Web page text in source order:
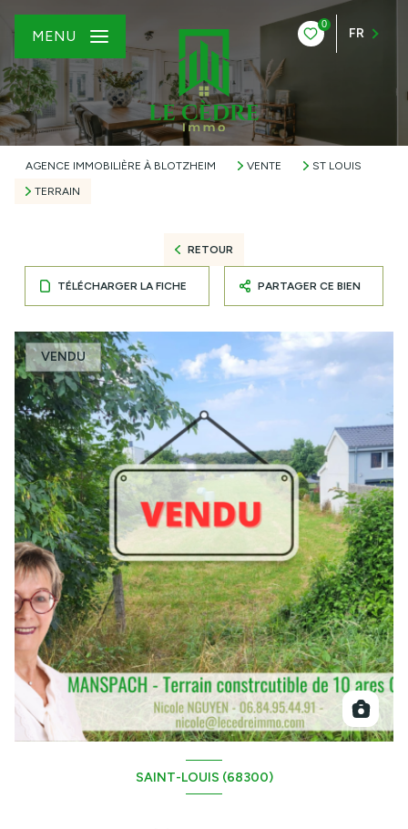
0
FR
MENU
AGENCE IMMOBILIÈRE À BLOTZHEIM VENTE
ST LOUIS
TERRAIN
RETOUR
TÉLÉCHARGER LA FICHE PARTAGER CE BIEN
VENDU
SAINT-LOUIS (68300)